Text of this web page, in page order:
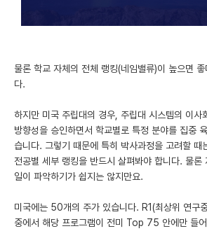
오픈카톡
반도체 아카데미
재팬라운지 🌸
물론 학교 자체의 전체 랭킹(네임밸류)이 높으면
다.
하지만 미국 주립대의 경우, 주립대 시스템의 이
방향성을 승인하면서 학교별로 특정 분야를 집중
습니다. 그렇기 때문에 특히 박사과정을 고려할 때
전공별 세부 랭킹을 반드시 살펴봐야 합니다. 물론
일이 파악하기가 쉽지는 않지만요.
미국에는 50개의 주가 있습니다. R1(최상위 연구
중에서 해당 프로그램이 전미 Top 75 안에만 들